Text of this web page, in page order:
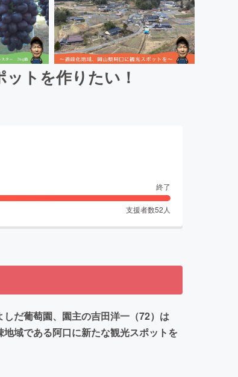
トを作りたい！
終了
支援者数52 人
だ葡萄園、園主の吉田洋一（72）は
域である阿口に新たな観光スポットを